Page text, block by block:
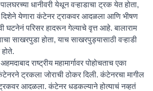
धानीवरी येथून वऱ्हाडाचा ट्रक येत होता,
दिशेने येणारा कंटेनर ट्राकवर आदळला आणि भीषण
घटनेनं परिसर हादरून गेल्याचे वृत्त आहे. बालाराम
साखरपुडा होता, याच साखरपुड्यासाठी वऱ्हाडी
राष्ट्रीय महामार्गावर पोहोचताच एका
ट्रकला जोराची ठोकर दिली. कंटेनरचा मागील
आदळला. कंटेनर धडकल्याने होत्याचं नव्हतं